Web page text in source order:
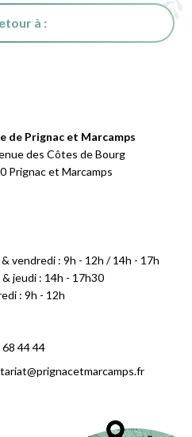
à :
de Prignac et Marcamps
des Côtes de Bourg
Prignac et Marcamps
vendredi : 9h - 12h / 14h - 17h
& jeudi : 14h - 17h30
: 9h - 12h
68 44 44